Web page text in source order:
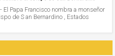
Papa Francisco nombra a monseñor
de S an Bernardino , Estados